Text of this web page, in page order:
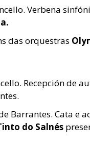
Verbena
das orquestras
Recepción de
Barrantes. Cata e
do Salnés